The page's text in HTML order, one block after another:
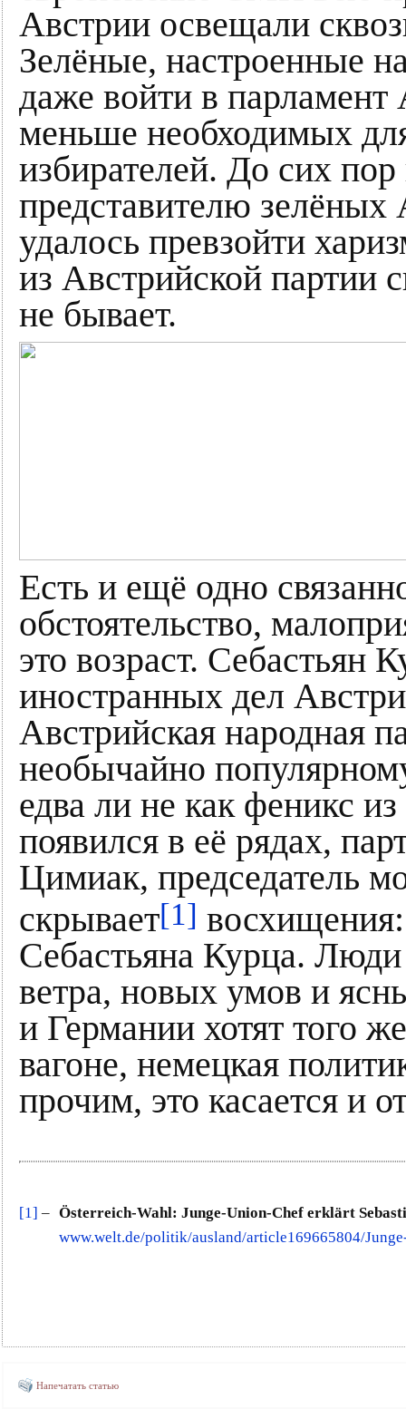
Австрии освещали
Зелёные, настроенные
даже войти в
меньше необходимых
избирателей. До сих
представителю
удалось превзойти
из Австрийской партии
не бывает.
Есть и ещё одно
обстоятельство,
это возраст. Себастьян
иностранных дел
Австрийская народная
необычайно
едва ли не как феникс
появился в её рядах,
Цимиак, председатель
скрывает[1]
Себастьяна Курца.
ветра, новых умов и
и Германии хотят того
вагоне, немецкая
прочим, это касается и
[1] – Österreich-Wahl: Junge-Union-Chef erklärt
www.welt.de/politik/ausland/article169665804/
Напечатать статью